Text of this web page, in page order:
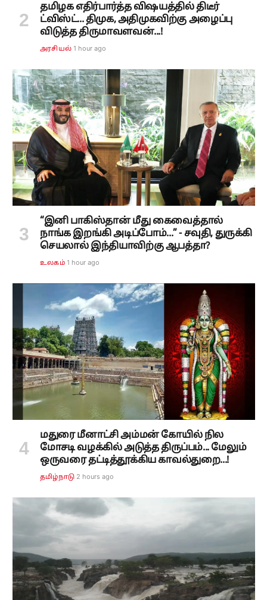
தமிழக எதிர்பார்த்த விஷயத்தில் திடீர்
ட்விஸ்ட்... திமுக, அதிமுகவிற்கு அழைப்பு
விடுத்த திருமாவளவன்...!
அரசியல் 1 hour ago
“இனி பாகிஸ்தான் மீது கைவைத்தால்
நாங்க இறங்கி அடிப்போம்...” - சவுதி, துருக்கி
செயலால் இந்தியாவிற்கு ஆபத்தா?
உலகம் 1 hour ago
மதுரை மீனாட்சி அம்மன் கோயில் நில
மோசடி வழக்கில் அடுத்த திருப்பம்... மேலும்
ஒருவரை தட்டித்தூக்கிய காவல்துறை...!
தமிழ்நாடு 2 hours ago